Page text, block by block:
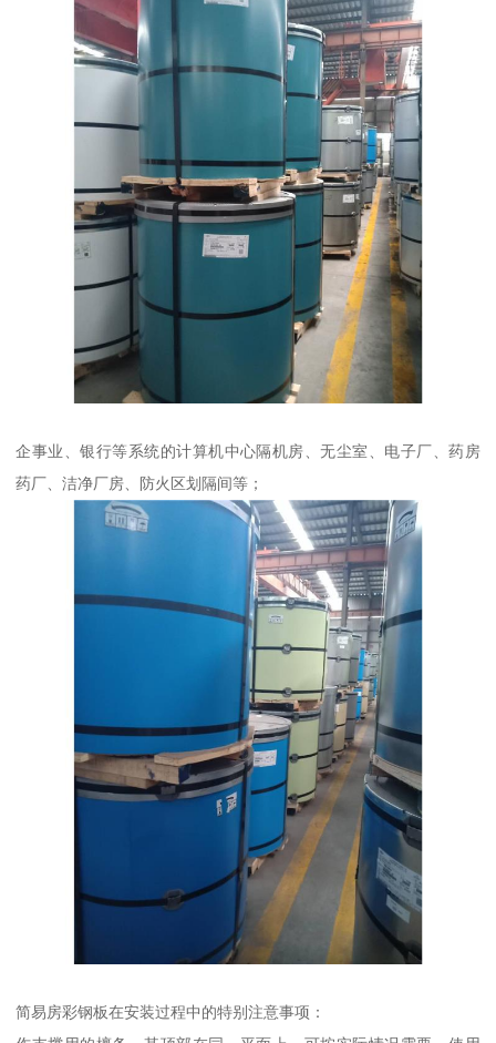
企事业、银行等系统的计算机中心隔机房、无尘室、电子厂、药房
药厂、洁净厂房、防火区划隔间等；
简易房彩钢板在安装过程中的特别注意事项：